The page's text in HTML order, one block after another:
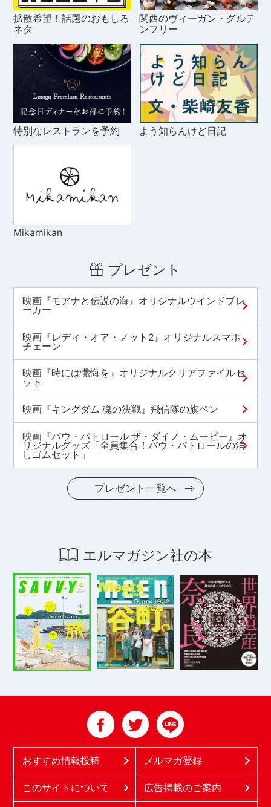
拡散希望！話題のおもしろ
ネタ
関西のヴィーガン・グルテ
ンフリー
特別なレストランを予約 よう知らんけど日記
Mikamikan
プレゼント
映画『モアナと伝説の海』オリジナルウインドブレ
ーカー
映画『レディ・オア・ノット2』オリジナルスマホ
チェーン
映画『時には懺悔を』オリジナルクリアファイルセ
ット
映画『キングダム 魂の決戦』飛信隊の旗ペン
映画『パウ・パトロール ザ・ダイノ・ムービー』オ
リジナルグッズ「全員集合！パウ・パトロールの消
しゴムセット」
プレゼント一覧へ
エルマガジン社の本
おすすめ情報投稿 メルマガ登録
このサイトについて 広告掲載のご案内